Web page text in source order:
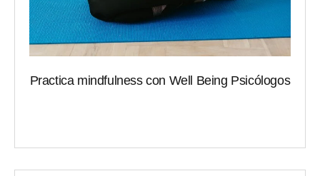
Practica mindfulness con Well Being Psicólogos